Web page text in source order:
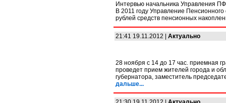
Интервью начальника Управления
В 2011 году Управление
рублей средств пенсионных
21:41 19.11.2012 | Актуально
28 ноября с 14 до 17 час. приемная
проведет прием жителей города и
губернатора, заместитель
дальше...